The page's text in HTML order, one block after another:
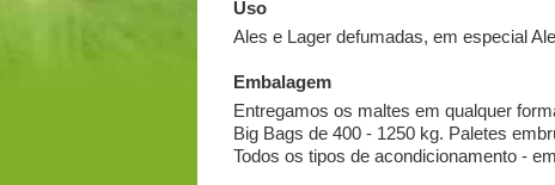
Uso
Ales e Lager defumadas, em especial
Embalagem
Entregamos os maltes em qualquer
Big Bags de 400 - 1250 kg. Paletes
Todos os tipos de acondicionamento -